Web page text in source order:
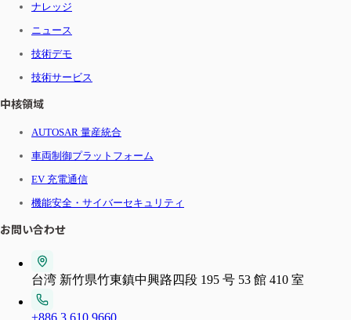
ナレッジ
ニュース
技術デモ
技術サービス
中核領域
AUTOSAR 量産統合
車両制御プラットフォーム
EV 充電通信
機能安全・サイバーセキュリティ
お問い合わせ
台湾 新竹県竹東鎮中興路四段 195 号 53 館 410 室